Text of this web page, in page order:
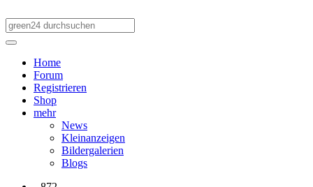
Home
Forum
Registrieren
Shop
mehr
News
Kleinanzeigen
Bildergalerien
Blogs